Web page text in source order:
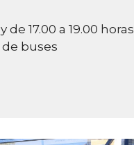
de 17.00 a 19.00 horas
buses